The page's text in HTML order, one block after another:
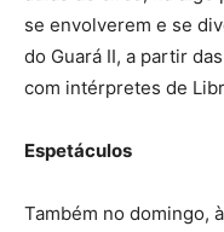
se envolverem e se
do Guará II, a partir
com intérpretes de
Espetáculos
Também no domingo,